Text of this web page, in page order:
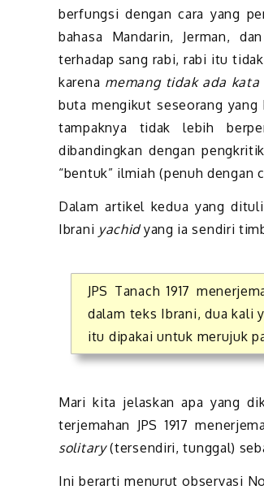
berfungsi dengan cara yang
bahasa Mandarin, Jerman,
terhadap sang rabi, rabi itu
karena memang tidak ada
buta mengikut seseorang
tampaknya tidak lebih
dibandingkan dengan
“bentuk” ilmiah (penuh
Dalam artikel kedua yang
Ibrani yachidyang ia sendiri
JPS Tanach 1917
dalam teks Ibrani, dua kali
itu dipakai untuk merujuk
Mari kita jelaskan apa yang
terjemahan JPS 1917
solitary(tersendiri, tunggal)
Ini berarti menurut observasi